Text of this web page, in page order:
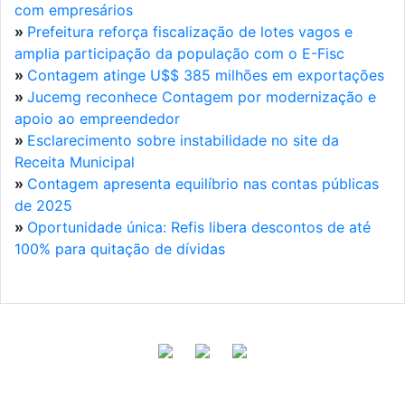
com empresários
» Prefeitura reforça fiscalização de lotes vagos e
amplia participação da população com o E-Fisc
» Contagem atinge U$$ 385 milhões em exportações
» Jucemg reconhece Contagem por modernização e
apoio ao empreendedor
» Esclarecimento sobre instabilidade no site da
Receita Municipal
» Contagem apresenta equilíbrio nas contas públicas
de 2025
» Oportunidade única: Refis libera descontos de até
100% para quitação de dívidas